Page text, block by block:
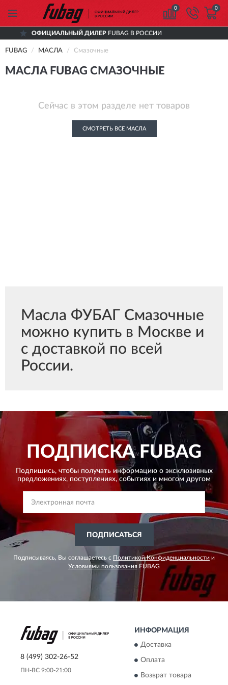
0 0
ОФИЦИАЛЬНЫЙ ДИЛЕРFUBAG В РОССИИ
FUBAG МАСЛА Смазочные
МАСЛА FUBAG СМАЗОЧНЫЕ
Сейчас в этом разделе нет товаров
СМОТРЕТЬ ВСЕ МАСЛА
Масла ФУБАГ Смазочные
можно купить в Москве и
с доставкой по всей
России.
ПОДПИСКАFUBAG
Подпишись, чтобы получать информацию о эксклюзивных
предложениях, поступлениях, событиях и многом другом
ПОДПИСАТЬСЯ
Подписываясь, Вы соглашаетесь с Политикой Конфиденциальности и
Условиями пользования FUBAG
8 (499) 302-26-52
ПН-ВС 9:00-21:00
ИНФОРМАЦИЯ
Доставка
Оплата
Возврат товара